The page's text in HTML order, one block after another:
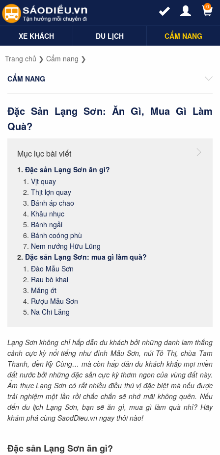
0
XE KHÁCH DU LỊCH CẨM NANG
Trang chủ ❯ Cẩm nang ❯
CẨM NANG
Đặc Sản Lạng Sơn: Ăn Gì, Mua Gì Làm
Quà?
Mục lục bài viết
Đặc sản Lạng Sơn ăn gì?
Vịt quay
Thịt lợn quay
Bánh áp chao
Khâu nhục
Bánh ngải
Bánh coóng phù
Nem nướng Hữu Lũng
Đặc sản Lạng Sơn: mua gì làm quà?
Đào Mẫu Sơn
Rau bò khai
Măng ớt
Rượu Mẫu Sơn
Na Chi Lăng
Lạng Sơn không chỉ hấp dẫn du khách bởi những danh lam thắng
cảnh cực kỳ nổi tiếng như đỉnh Mẫu Sơn, núi Tô Thị, chùa Tam
Thanh, đền Kỳ Cùng… mà còn hấp dẫn du khách khắp mọi miền
đất nước bởi những đặc sản cực kỳ thơm ngon của vùng đất này.
Ẩm thực Lạng Sơn có rất nhiều điều thú vị đặc biệt mà nếu được
trải nghiệm một lần rồi chắc chắn sẽ nhớ mãi không quên. Nếu
đến du lịch Lạng Sơn, bạn sẽ ăn gì, mua gì làm quà nhỉ? Hãy
khám phá cùng SaodDieu.vn ngay thôi nào!
Đặc sản Lạng Sơn ăn gì?